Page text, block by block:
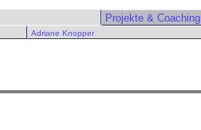
Projekte & Coaching
Adriane Knopper